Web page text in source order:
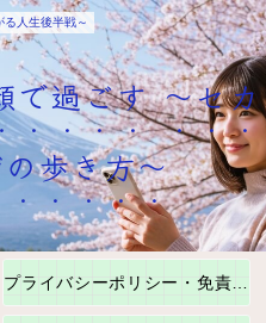
る人生後半戦～
で過ごす ～セカ
歩き方～